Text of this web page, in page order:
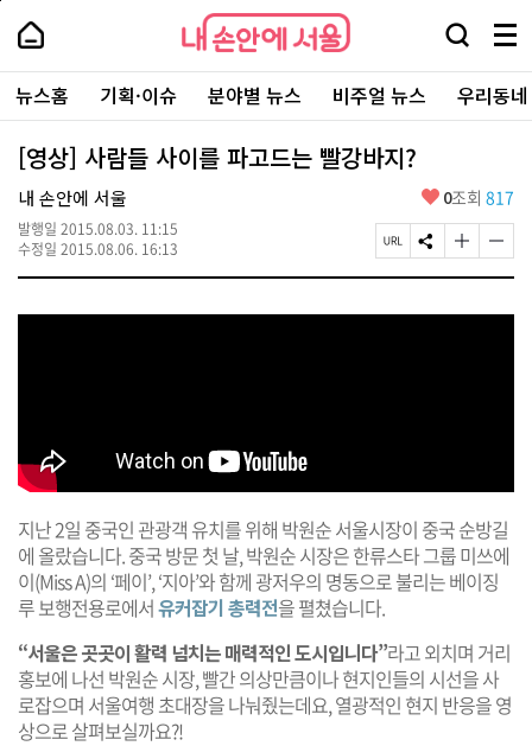
본
로
가
내
손
안
에
서
울
-
서
울
시
대
표
소
포
내
손
에
울
검
창
열
기
메
뉴
전
체
보
주
요
서
뉴스홈 기획·이슈 분야별 뉴스 비주얼 뉴스 우리동
[영상] 사람들 사이를 파고드는 빨강바지?
내 손안에 서울
발행일 2015.08.03. 11:15
수정일 2015.08.06. 16:13
좋
요
0조회 817
페
이
U
S
N
공
글
자
기
글
자
기
지난 2일 중국인 관광객 유치를 위해 박원순 서울시장이 중국 순방길
에 올랐습니다. 중국 방문 첫 날, 박원순 시장은 한류스타 그룹 미쓰에
이(Miss A)의 ‘페이’, ‘지아’와 함께 광저우의 명동으로 불리는 베이징
루 보행전용로에서유커잡기 총력전을 펼쳤습니다.
“서울은 곳곳이 활력 넘치는 매력적인 도시입니다”라고 외치며 거리
홍보에 나선 박원순 시장, 빨간 의상만큼이나 현지인들의 시선을 사
로잡으며 서울여행 초대장을 나눠줬는데요, 열광적인 현지 반응을 영
상으로 살펴보실까요?!
페
상
단
로